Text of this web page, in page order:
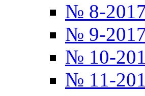
№ 8-
№ 9-
№ 10-
№ 11-